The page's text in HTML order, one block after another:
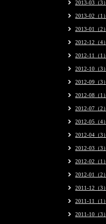
2013-03（3）
2013-02（1）
2013-01（2）
2012-12（4）
2012-11（1）
2012-10（3）
2012-09（3）
2012-08（1）
2012-07（2）
2012-05（4）
2012-04（3）
2012-03（3）
2012-02（1）
2012-01（2）
2011-12（3）
2011-11（1）
2011-10（3）